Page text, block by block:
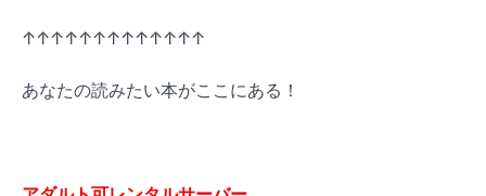
↑↑↑↑↑↑↑↑↑↑↑↑↑
あなたの読みたい本がここにある！